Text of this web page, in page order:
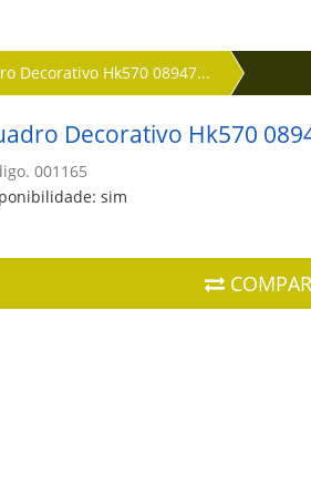
Decorativo Hk570 08947...
Decorativo Hk570
001165
sim